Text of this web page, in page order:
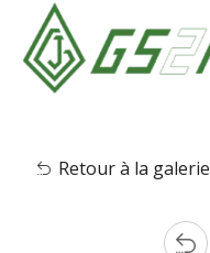
Retour à la galerie